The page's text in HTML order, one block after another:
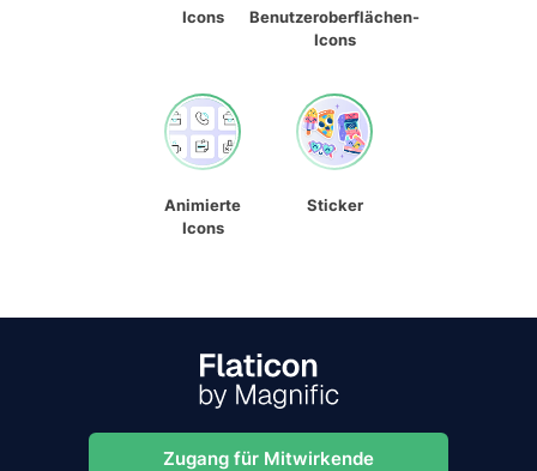
Icons
Benutzeroberflächen-
Icons
Animierte
Icons
Sticker
Zugang für Mitwirkende